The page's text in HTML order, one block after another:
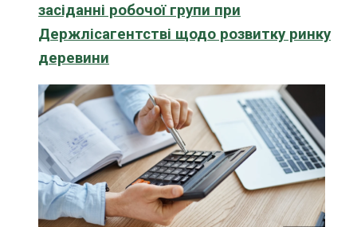
засіданні робочої групи при
Держлісагентстві щодо розвитку ринку
деревини